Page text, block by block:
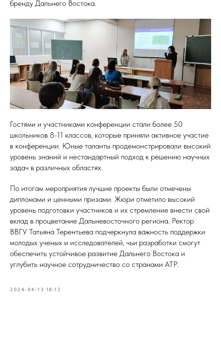
бренду Дальнего Востока.
Гостями и участниками конференции стали более 50
школьников 8-11 классов, которые приняли активное участие
в конференции. Юные таланты продемонстрировали высокий
уровень знаний и нестандартный подход к решению научных
задач в различных областях.
По итогам мероприятия лучшие проекты были отмечены
дипломами и ценными призами. Жюри отметило высокий
уровень подготовки участников и их стремление внести свой
вклад в процветание Дальневосточного региона. Ректор
ВВГУ Татьяна Терентьева подчеркнула важность поддержки
молодых ученых и исследователей, чьи разработки смогут
обеспечить устойчивое развитие Дальнего Востока и
углубить научное сотрудничество со странами АТР.
2024-04-13 18:12